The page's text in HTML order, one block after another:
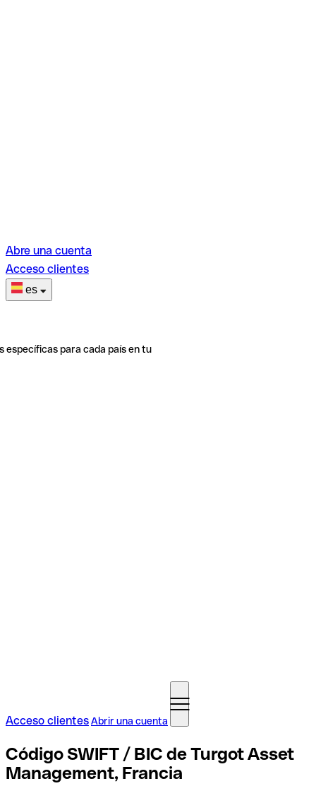
Abre una cuenta
Acceso clientes
es
específicas para cada país en tu
Acceso clientesAbrir una cuenta
Código SWIFT / BIC de Turgot Asset
Management, Francia